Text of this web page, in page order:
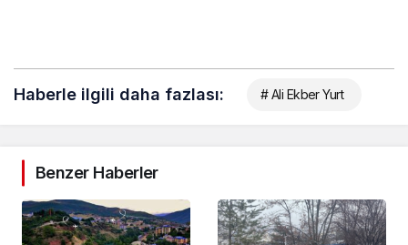
Haberle ilgili daha fazlası: # Ali Ekber Yurt
Benzer Haberler